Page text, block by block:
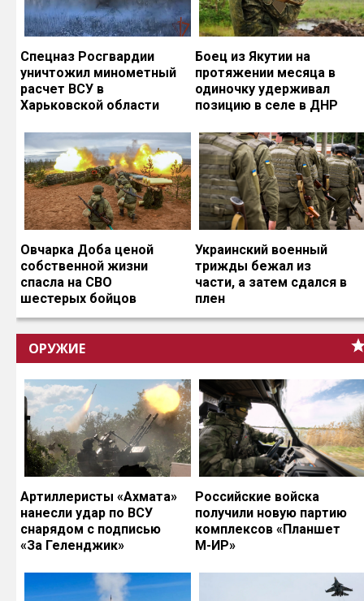
Спецназ Росгвардии
уничтожил минометный
расчет ВСУ в
Харьковской области
Боец из Якутии на
протяжении месяца в
одиночку удерживал
позицию в селе в ДНР
Овчарка Доба ценой
собственной жизни
спасла на СВО
шестерых бойцов
Украинский военный
трижды бежал из
части, а затем сдался в
плен
ОРУЖИЕ
Артиллеристы «Ахмата»
нанесли удар по ВСУ
снарядом с подписью
«За Геленджик»
Российские войска
получили новую партию
комплексов «Планшет
М-ИР»